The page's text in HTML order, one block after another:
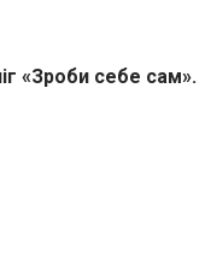
«Зроби себе сам».